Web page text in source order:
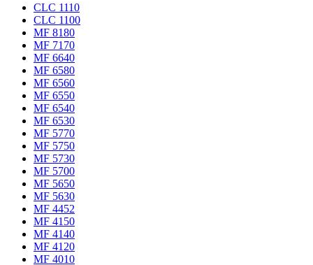
CLC 1110
CLC 1100
MF 8180
MF 7170
MF 6640
MF 6580
MF 6560
MF 6550
MF 6540
MF 6530
MF 5770
MF 5750
MF 5730
MF 5700
MF 5650
MF 5630
MF 4452
MF 4150
MF 4140
MF 4120
MF 4010